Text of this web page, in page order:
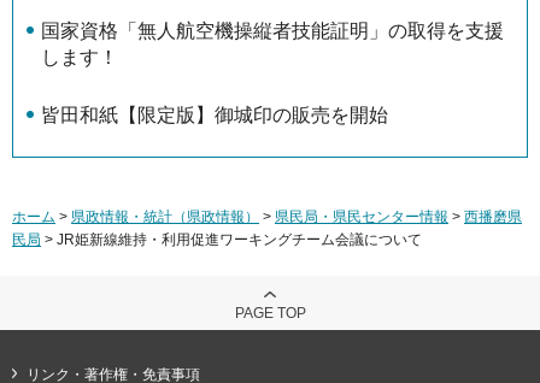
国家資格「無人航空機操縦者技能証明」の取得を支援
します！
皆田和紙【限定版】御城印の販売を開始
ホーム > 県政情報・統計（県政情報） > 県民局・県民センター情報 > 西播磨県
民局 > JR姫新線維持・利用促進ワーキングチーム会議について
PAGE TOP
リンク・著作権・免責事項